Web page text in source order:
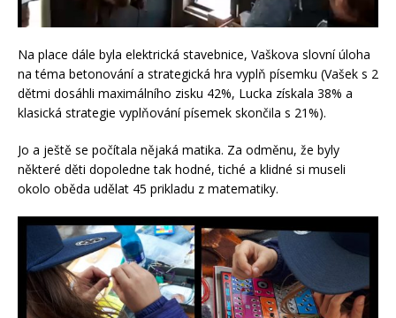
Na place dále byla elektrická stavebnice, Vaškova slovní úloha
na téma betonování a strategická hra vyplň písemku (Vašek s 2
dětmi dosáhli maximálního zisku 42%, Lucka získala 38% a
klasická strategie vyplňování písemek skončila s 21%).
Jo a ještě se počítala nějaká matika. Za odměnu, že byly
některé děti dopoledne tak hodné, tiché a klidné si museli
okolo oběda udělat 45 prikladu z matematiky.